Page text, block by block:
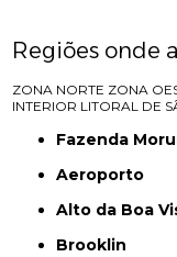
Regiões onde
ZONA NORTE ZONA
INTERIOR LITORAL DE
Fazenda
Aeroporto
Alto da Boa
Brooklin